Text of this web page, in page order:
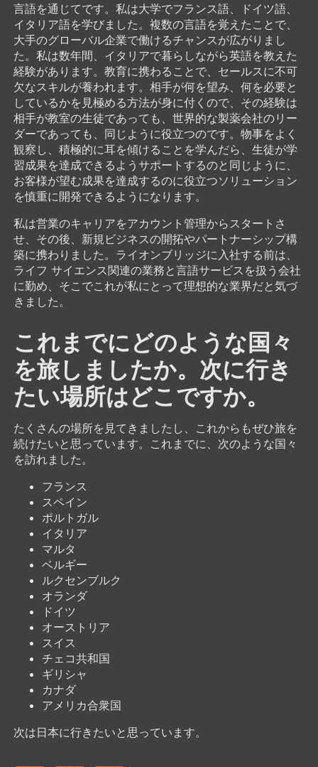
言語を通じてです。私は大学でフランス語、ドイツ語、
イタリア語を学びました。複数の言語を覚えたことで、
大手のグローバル企業で働けるチャンスが広がりまし
た。私は数年間、イタリアで暮らしながら英語を教えた
経験があります。教育に携わることで、セールスに不可
欠なスキルが養われます。相手が何を望み、何を必要と
しているかを見極める方法が身に付くので、その経験は
相手が教室の生徒であっても、世界的な製薬会社のリー
ダーであっても、同じように役立つのです。物事をよく
観察し、積極的に耳を傾けることを学んだら、生徒が学
習成果を達成できるようサポートするのと同じように、
お客様が望む成果を達成するのに役立つソリューション
を慎重に開発できるようになります。
私は営業のキャリアをアカウント管理からスタートさ
せ、その後、新規ビジネスの開拓やパートナーシップ構
築に携わりました。ライオンブリッジに入社する前は、
ライフ サイエンス関連の業務と言語サービスを扱う会社
に勤め、そこでこれが私にとって理想的な業界だと気づ
きました。
これまでにどのような国々
を旅しましたか。次に行き
たい場所はどこですか。
たくさんの場所を見てきましたし、これからもぜひ旅を
続けたいと思っています。これまでに、次のような国々
を訪れました。
フランス
スペイン
ポルトガル
イタリア
マルタ
ベルギー
ルクセンブルク
オランダ
ドイツ
オーストリア
スイス
チェコ共和国
ギリシャ
カナダ
アメリカ合衆国
次は日本に行きたいと思っています。